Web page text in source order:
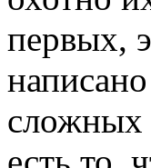
первых,
сложных